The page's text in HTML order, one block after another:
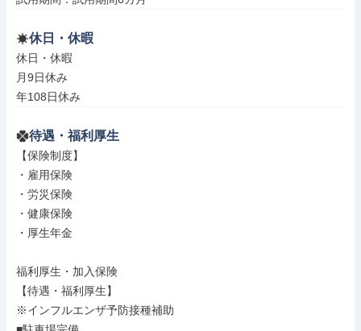
休日・休暇
休日・休暇
月9日休み
年108日休み
待遇・福利厚生
【保険制度】
・雇用保険
・労災保険
・健康保険
・厚生年金
福利厚生・加入保険
【待遇・福利厚生】
※インフルエンザ予防接種補助